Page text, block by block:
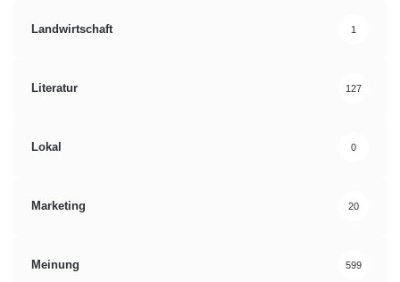
Landwirtschaft 1
Literatur 127
Lokal 0
Marketing 20
Meinung 599